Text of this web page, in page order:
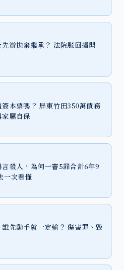
辦拋棄繼承？ 法院駁回揭開
本票嗎？ 屏東竹田350萬債務
屬自保
殺人，為何一審5罪合計6年9
一次看懂
先動手就一定輸？ 傷害罪、毀